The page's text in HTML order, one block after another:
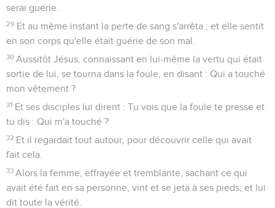
serai guérie.
29 Et au même instant la perte de sang s'arrêta ; et elle sentit
en son corps qu'elle était guérie de son mal.
30 Aussitôt Jésus, connaissant en lui-même la vertu qui était
sortie de lui, se tourna dans la foule, en disant : Qui a touché
mon vêtement ?
31 Et ses disciples lui dirent : Tu vois que la foule te presse et
tu dis : Qui m'a touché ?
32 Et il regardait tout autour, pour découvrir celle qui avait
fait cela.
33 Alors la femme, effrayée et tremblante, sachant ce qui
avait été fait en sa personne, vint et se jeta à ses pieds, et lui
dit toute la vérité.